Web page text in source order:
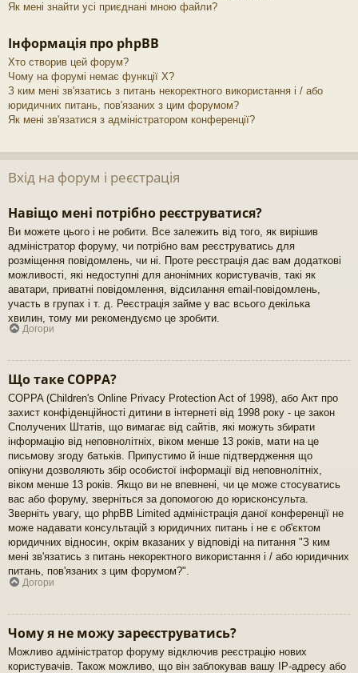
Як мені знайти усі приєднані мною файли?
Інформація про phpBB
Хто створив цей форум?
Чому на форумі немає функції X?
З ким мені зв'язатись з питань некоректного використання і / або
юридичних питань, пов'язаних з цим форумом?
Як мені зв'язатися з адміністратором конференції?
Вхід на форум і реєстрація
Навіщо мені потрібно реєструватися?
Ви можете цього і не робити. Все залежить від того, як вирішив
адміністратор форуму, чи потрібно вам реєструватись для
розміщення повідомлень, чи ні. Проте реєстрація дає вам додаткові
можливості, які недоступні для анонімних користувачів, такі як
аватари, приватні повідомлення, відсилання email-повідомлень,
участь в групах і т. д. Реєстрація займе у вас всього декілька
хвилин, тому ми рекомендуємо це зробити.
Догори
Що таке COPPA?
COPPA (Children's Online Privacy Protection Act of 1998), або Акт про
захист конфіденційності дитини в інтернеті від 1998 року - це закон
Сполучених Штатів, що вимагає від сайтів, які можуть збирати
інформацію від неповнолітніх, віком менше 13 років, мати на це
письмову згоду батьків. Припустимо й інше підтвердження що
опікуни дозволяють збір особистої інформації від неповнолітніх,
віком менше 13 років. Якщо ви не впевнені, чи це може стосуватись
вас або форуму, зверніться за допомогою до юрисконсульта.
Зверніть увагу, що phpBB Limited адміністрація даної конференції не
може надавати консультацій з юридичних питань і не є об'єктом
юридичних відносин, окрім вказаних у відповіді на питання "З ким
мені зв'язатись з питань некоректного використання і / або юридичних
питань, пов'язаних з цим форумом?".
Догори
Чому я не можу зареєструватись?
Можливо адміністратор форуму відключив реєстрацію нових
користувачів. Також можливо, що він заблокував вашу IP-адресу або